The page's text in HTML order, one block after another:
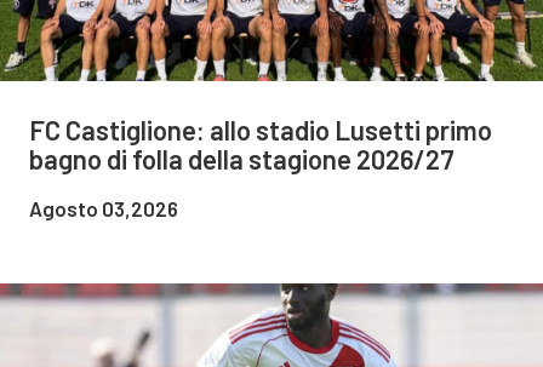
FC Castiglione: allo stadio Lusetti primo
bagno di folla della stagione 2026/27
Agosto 03,2026